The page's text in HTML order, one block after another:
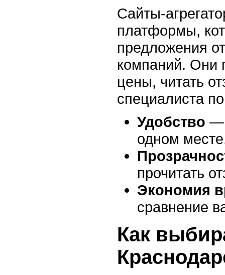
Сайты-
платформы,
предложения
компаний. Они
цены, читать
специалиста
Удобство —
одном
прочитать
Экономия
сравнение
Как